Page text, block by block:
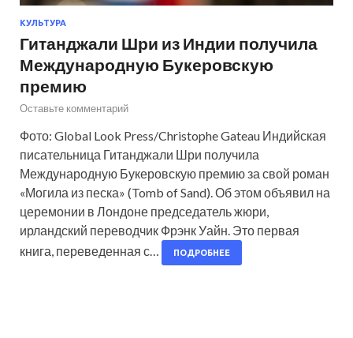
КУЛЬТУРА
Гитанджали Шри из Индии получила
Международную Букеровскую
премию
Оставьте комментарий
Фото: Global Look Press/Christophe Gateau Индийская
писательница Гитанджали Шри получила
Международную Букеровскую премию за свой роман
«Могила из песка» (Tomb of Sand). Об этом объявил на
церемонии в Лондоне председатель жюри,
ирландский переводчик Фрэнк Уайн. Это первая
книга, переведенная с…
ПОДРОБНЕЕ